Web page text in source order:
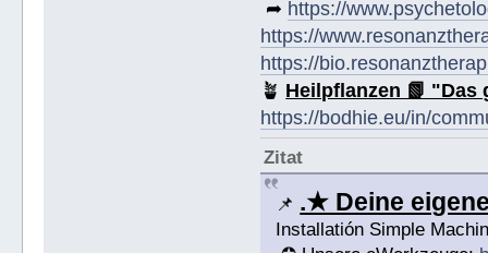
➦ https://
https://
https://
🪴 Heilpflanzen 📗
https://bodhie.eu/in/
Zitat
📌 .★ Deine
Installatión Simple